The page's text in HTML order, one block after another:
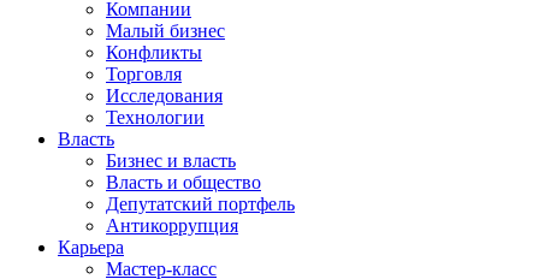
Компании
Малый бизнес
Конфликты
Торговля
Исследования
Технологии
Власть
Бизнес и власть
Власть и общество
Депутатский портфель
Антикоррупция
Карьера
Мастер-класс